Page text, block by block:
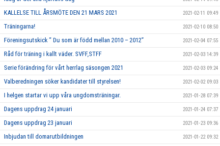
KALLELSE TILL ÅRSMÖTE DEN 21 MARS 2021 2021-02-11 09:49
Träningarna! 2021-02-10 08:50
Föreningsutskick ” Du som är född mellan 2010 – 2012” 2021-02-04 07:55
Råd för träning i kallt väder. SVFF,STFF 2021-02-03 14:39
Serie förändring för vårt herrlag säsongen 2021 2021-02-03 09:24
Valberedningen söker kandidater till styrelsen! 2021-02-02 09:03
I helgen startar vi upp våra ungdomsträningar. 2021-01-28 07:39
Dagens uppdrag 24 januari 2021-01-24 07:37
Dagens uppdrag 23 januari 2021-01-23 09:36
Inbjudan till domarutbildningen 2021-01-22 09:32